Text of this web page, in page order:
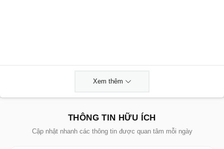
Xem thêm
THÔNG TIN HỮU ÍCH
Cập nhật nhanh các thông tin được quan tâm mỗi ngày